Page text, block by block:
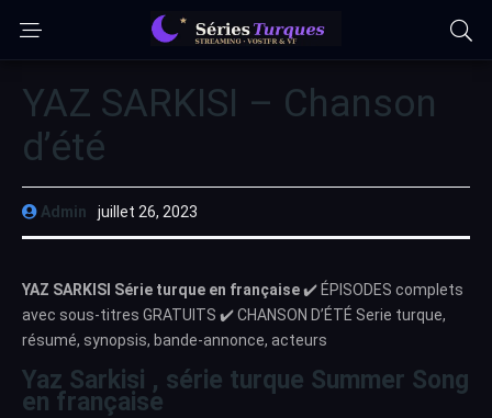
YAZ SARKISI – Chanson
d’été
Admin juillet 26, 2023
YAZ SARKISI Série turque en française✔️ ÉPISODES complets
avec sous-titres GRATUITS ✔️ CHANSON D’ÉTÉ Serie turque,
résumé, synopsis, bande-annonce, acteurs
Yaz Sarkisi , série turque Summer Song
en française